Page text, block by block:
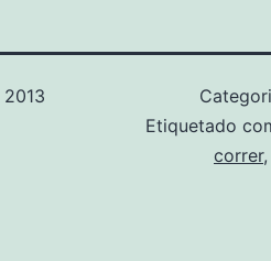
Etiquetado
correr,